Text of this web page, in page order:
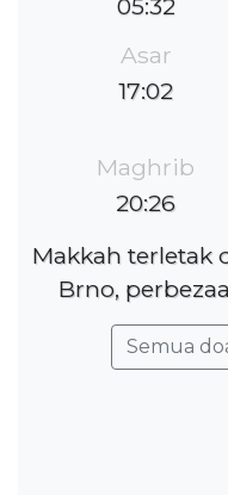
05:32
Asar
17:02
Maghrib
20:26
Makkah terletak
Brno,
Semua